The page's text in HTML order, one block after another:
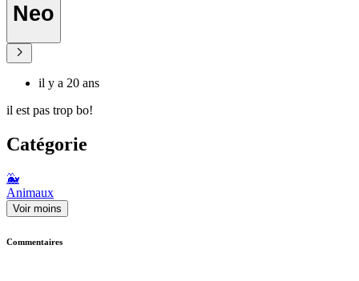
Neo
il y a 20 ans
il est pas trop bo!
Catégorie
🐳
Animaux
Voir moins
Commentaires